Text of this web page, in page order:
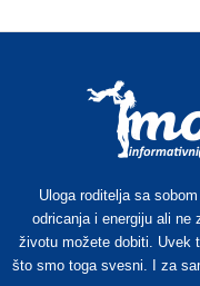
Uloga roditelja sa
odricanja i energiju ali ne
životu možete dobiti. Uvek
što smo toga svesni. I za